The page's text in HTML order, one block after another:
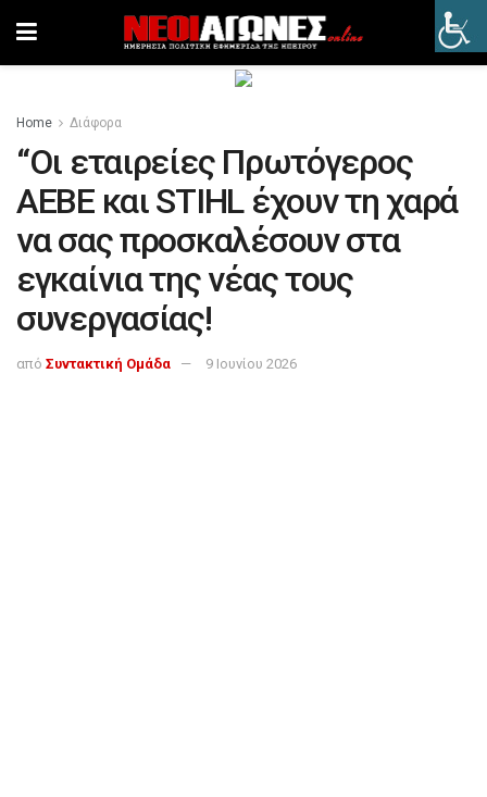
Home Διάφορα
“Οι εταιρείες Πρωτόγερος
ΑΕΒΕ και STIHL έχουν τη χαρά
να σας προσκαλέσουν στα
εγκαίνια της νέας τους
συνεργασίας!
από Συντακτική Ομάδα 9 Ιουνίου 2026